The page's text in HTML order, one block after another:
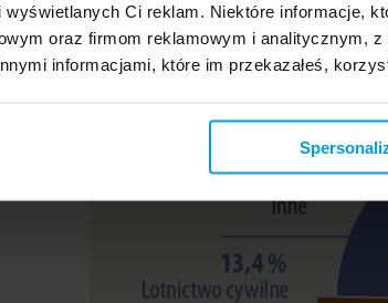
wyświetlanych Ci reklam. Niektóre informacje,
oraz firmom reklamowym i analitycznym,
informacjami, które im przekazałeś,